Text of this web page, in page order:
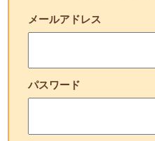
メールアドレス
パスワード